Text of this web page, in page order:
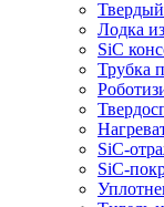
Лодка
SiC
Трубка
SiC-
SiC-